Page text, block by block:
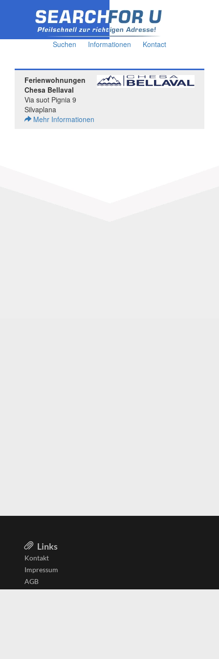
Suchen Informationen Kontact
Ferienwohnungen
Chesa Bellaval
Via suot Pignia 9
Silvaplana
Mehr Informationen
Links
Kontakt
Impressum
AGB